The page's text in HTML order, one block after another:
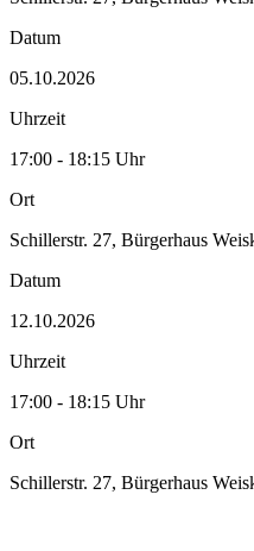
Datum
05.10.2026
Uhrzeit
17:00 - 18:15 Uhr
Ort
Schillerstr. 27, Bürgerhaus
Datum
12.10.2026
Uhrzeit
17:00 - 18:15 Uhr
Ort
Schillerstr. 27, Bürgerhaus